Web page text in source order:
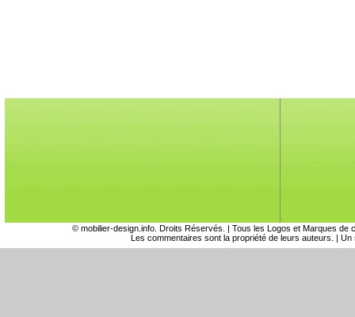
© mobilier-design.info . Droits Réservés. | Tous les Logos et Marques
Les commentaires sont la propriété de leurs auteurs. |